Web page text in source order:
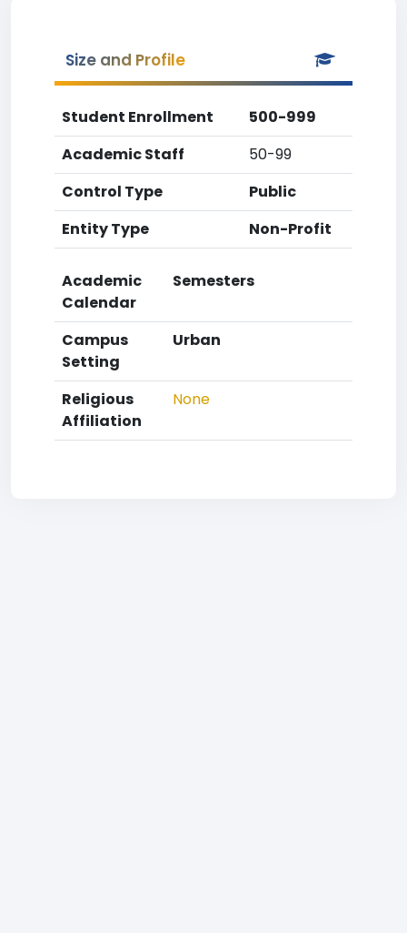
Size and Profile
Student Enrollment
500-999
Academic Staff
50-99
Control Type
Public
Entity Type
Non-Profit
Academic
Calendar
Semesters
Campus
Setting
Urban
Religious
Affiliation
None